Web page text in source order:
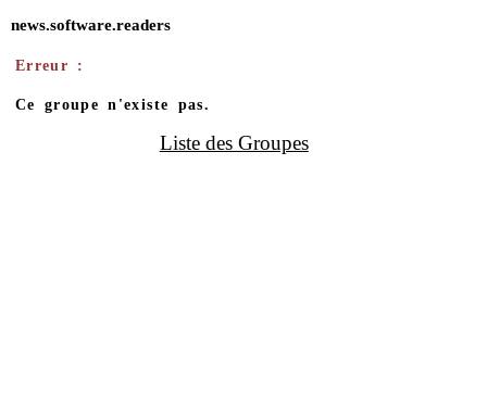
news.software.readers
Erreur :
Ce groupe n'existe pas.
Liste des Groupes